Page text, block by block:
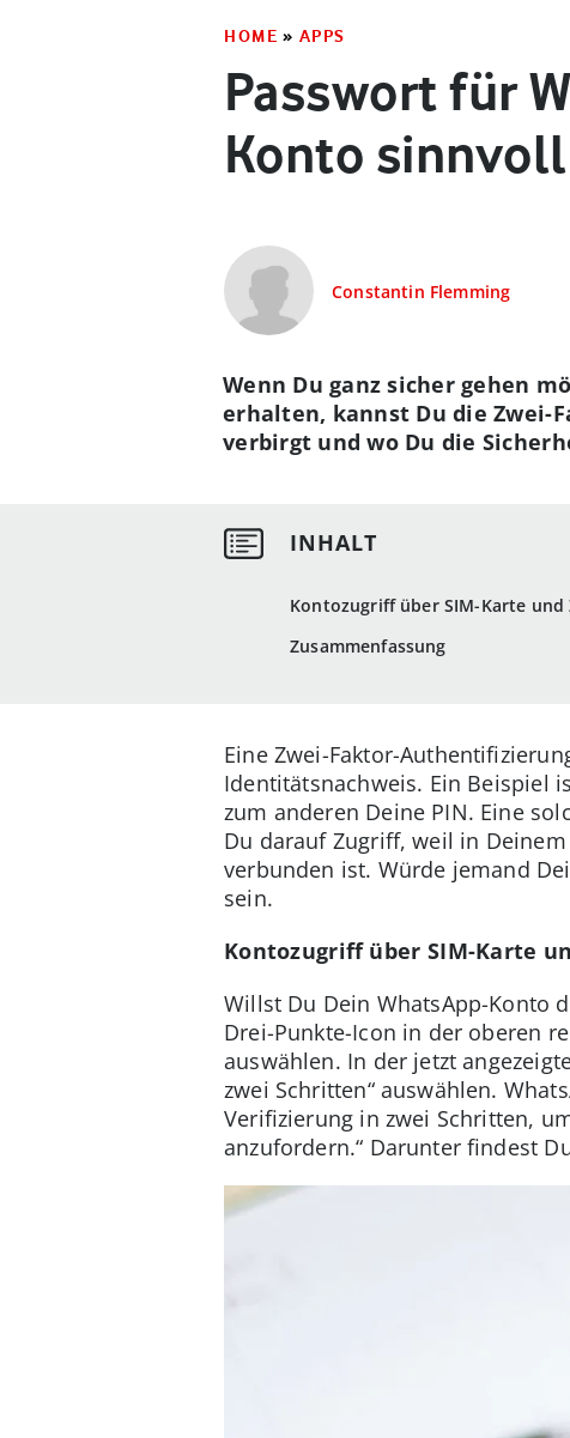
HOME » APPS
Passwort für
Konto sinnvoll
Constantin Flemming
Kontozugriff über SIM-Karte und
Zusammenfassung
Wenn Du ganz sicher gehen
erhalten, kannst Du die Zwei-
verbirgt und wo Du die
Eine Zwei-Faktor-
Identitätsnachweis. Ein Beispiel
zum anderen Deine PIN. Eine
Du darauf Zugriff, weil in
verbunden ist. Würde jemand
sein.
Kontozugriff über SIM-Karte
Willst Du Dein WhatsApp-Konto
Drei-Punkte-Icon in der oberen
auswählen. In der jetzt
zwei Schritten“ auswählen.
Verifizierung in zwei Schritten,
anzufordern.“ Darunter findest